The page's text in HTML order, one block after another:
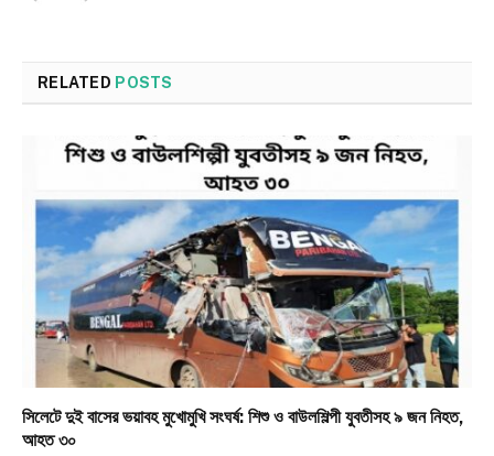
RELATED POSTS
সিলেটে দুই বাসের ভয়াবহ মুখোমুখি সংঘর্ষ: শিশু ও বাউলশিল্পী যুবতীসহ ৯ জন নিহত,
আহত ৩০